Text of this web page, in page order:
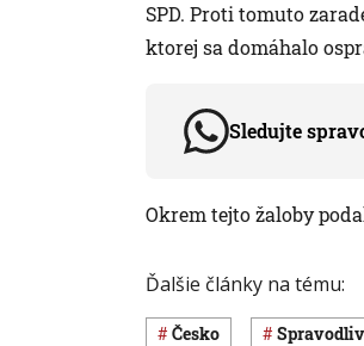
SPD. Proti tomuto
ktorej sa domáhalo
Sledujte
Okrem tejto žaloby
Ďalšie články na tému:
Česko